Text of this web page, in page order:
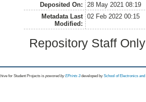
Deposited On:
28 May 2021 08:19
Metadata Last
Modified:
02 Feb 2022 00:15
Repository Staff
for Student Projects is powored byEPrints 3 developed by School of Electronics